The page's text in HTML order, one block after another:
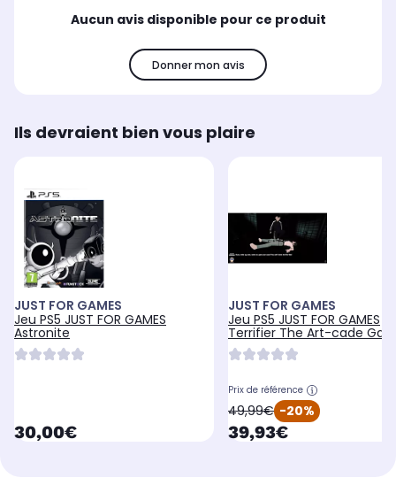
Aucun avis disponible pour ce produit
Donner mon avis
Ils devraient bien vous plaire
JUST FOR GAMES
Jeu PS5 JUST FOR GAMES
Astronite
currentPrice
30,00€
JUST FOR GAMES
Jeu PS5 JUST FOR GAMES
Terrifier The Art-cade
Prix de référence
oldPrice
49,99€ -20%
currentPrice
39,93€